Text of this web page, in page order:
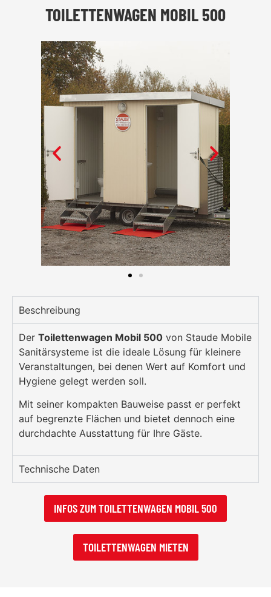
TOILETTENWAGEN MOBIL 500
Beschreibung
Der Toilettenwagen Mobil 500 von Staude Mobile
Sanitärsysteme ist die ideale Lösung für kleinere
Veranstaltungen, bei denen Wert auf Komfort und
Hygiene gelegt werden soll.
Mit seiner kompakten Bauweise passt er perfekt
auf begrenzte Flächen und bietet dennoch eine
durchdachte Ausstattung für Ihre Gäste.
Technische Daten
INFOS ZUM TOILETTENWAGEN MOBIL 500
TOILETTENWAGEN MIETEN